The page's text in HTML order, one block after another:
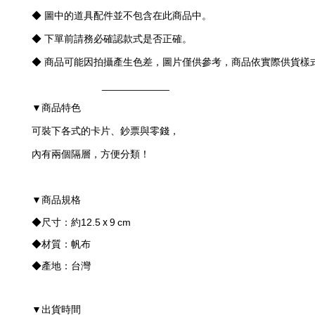
◆ 圖中的道具配件並不包含在此商品中。
◆ 下單前請務必確認款式是否正確。
◆ 商品可能因拍攝產生色差，圖片僅供參考，商品依實際供貨樣
▼ 商品特色
可裝下各式的卡片、鈔票與零錢，
內有兩個隔層，方便分類！
▼ 商品規格
◆尺寸：約12.5x 9 cm
◆材質：帆布
◆產地：台灣
▼ 出貨時間